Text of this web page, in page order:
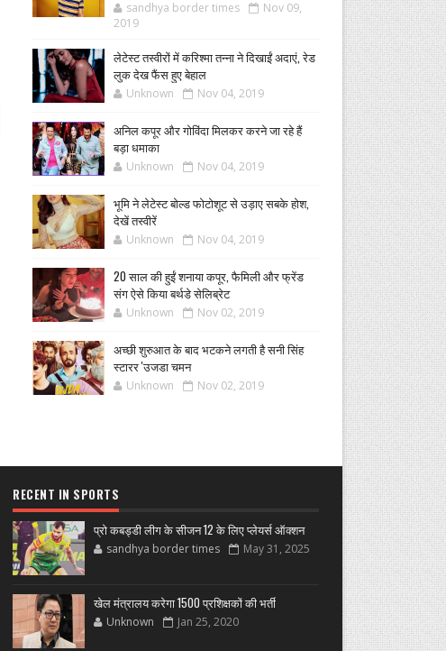
sandhya border times
Nov 09,
2019
लेटेस्ट तस्वीरों में करिश्मा तन्ना ने दिखाईं अदाएं, रेड
लुक देख फैंस हुए बेहाल
Unknown Nov 04, 2019
अनिल कपूर और गोविंदा मिलकर करने जा रहे हैं
बड़ा धमाका
Unknown Nov 04, 2019
भूमि ने लेटेस्ट बोल्ड फोटोशूट से उड़ाए सबके होश,
देखें तस्वीरें
Unknown Nov 04, 2019
20 साल की हुईं शनाया कपूर, फैमिली और फ्रेंड
संग ऐसे किया बर्थडे सेलिब्रेट
Unknown Nov 02, 2019
अच्छी शुरुआत के बाद भटकने लगती है सनी सिंह
स्टारर 'उजडा चमन
Unknown Nov 02, 2019
RECENT IN SPORTS
प्रो कबड्डी लीग के सीजन 12 के लिए प्लेयर्स ऑक्शन
sandhya border times May 31, 2025
खेल मंत्रालय करेगा 1500 प्रशिक्षकों की भर्ती
Unknown Jan 25, 2020